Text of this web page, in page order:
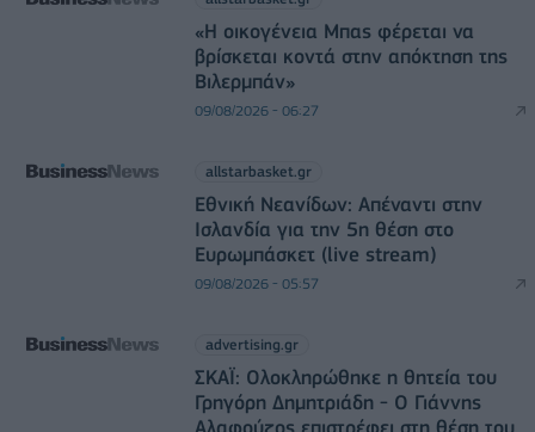
«Η οικογένεια Μπας φέρεται να
βρίσκεται κοντά στην απόκτηση της
Βιλερμπάν»
09/08/2026 - 06:27
allstarbasket.gr
Εθνική Νεανίδων: Απέναντι στην
Ισλανδία για την 5η θέση στο
Ευρωμπάσκετ (live stream)
09/08/2026 - 05:57
advertising.gr
ΣΚΑΪ: Ολοκληρώθηκε η θητεία του
Γρηγόρη Δημητριάδη - Ο Γιάννης
Αλαφούζος επιστρέφει στη θέση του